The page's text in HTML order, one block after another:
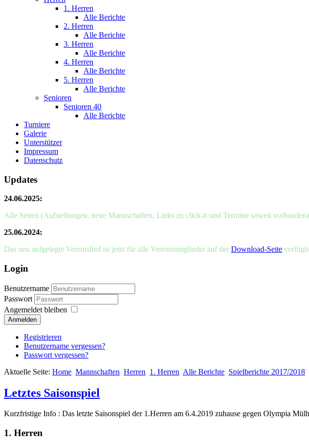
1. Herren
Alle Berichte
2. Herren
Alle Berichte
3. Herren
Alle Berichte
4. Herren
Alle Berichte
5. Herren
Alle Berichte
Senioren
Senioren 40
Alle Berichte
Turniere
Galerie
Unterstützer
Impressum
Datenschutz
Updates
24.06.2025:
Alle Seiten (Aufstellungen, neue Mannschaften, Links zu click-tt und Termine soweit
25.06.2024:
Das neu aufgelegte Vereinslied ist jetzt für alle Vereinsmitglieder auf der Download-Seite
Login
Benutzername
Passwort
Angemeldet bleiben
Anmelden
Registrieren
Benutzername vergessen?
Passwort vergessen?
Aktuelle Seite: Home Mannschaften Herren 1. Herren Alle Berichte Spielberichte 2017/2018
Letztes Saisonspiel
Kurzfristige Info : Das letzte Saisonspiel der 1.Herren am 6.4.2019 zuhause gegen Olympia
1. Herren